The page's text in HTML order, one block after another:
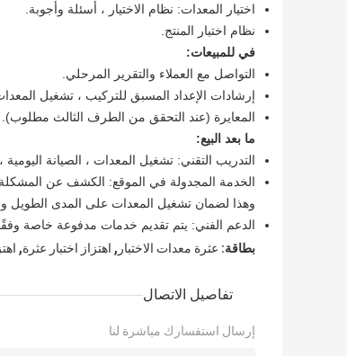
اختيار المعدات: نظام الاختيار ، أسئلة وأجوبة.
نظام اختبار المنتج.
في للمبيعات:
التواصل مع العملاء والتقرير المرحلي.
إرشادات الإعداد المسبق للتركيب ، تشغيل
المعايرة (عند التحقق من الطرف الثالث مطلوب).
ما بعد البيع:
التدريب التقني: تشغيل المعدات ، الصيانة
الخدمة المجدولة في الموقع: الكشف عن
وهذا لضمان تشغيل المعدات على المدى الطويل
الدعم الفني: يتم تقديم خدمات مدفوعة خاصة وفقًا
بطاقة: عثرة معدات الاختبار , اهتزاز اختبار عثرة,
تفاصيل الاتصال
إرسال استفسارك مباشرة لنا